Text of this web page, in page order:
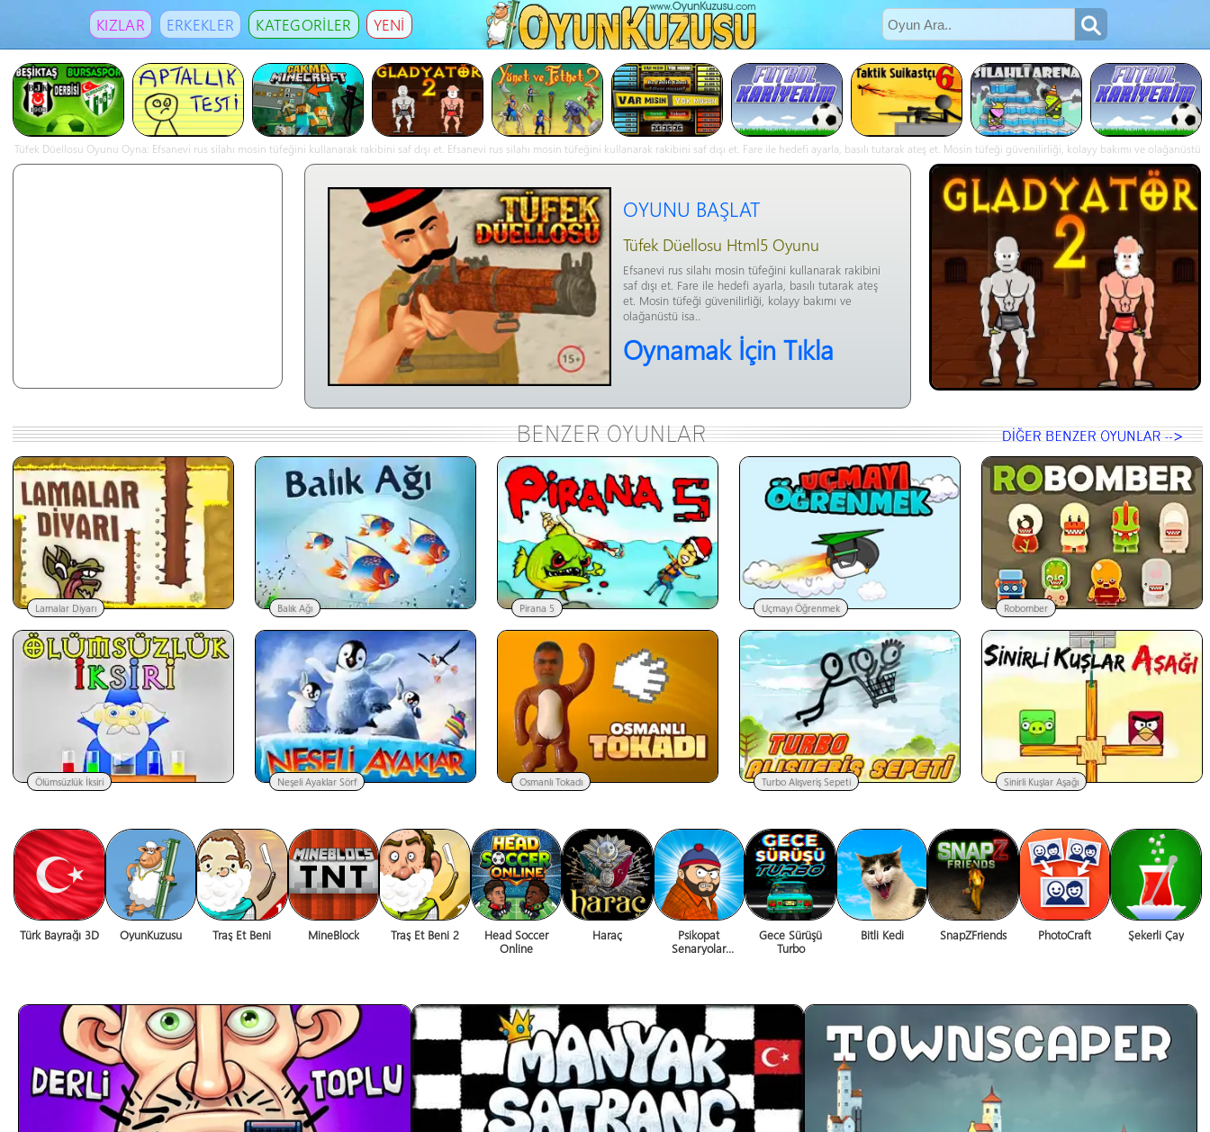
KIZLAR ERKEKLER KATEGORİLER YENİ
Tüfek Düellosu Oyunu Oyna: Efsanevi rus silahı mosin tüfeğini kullanarak rakibini saf dışı et. Efsanevi rus silahı mosin tüfeğini kullanarak rakibini saf dışı et. Fare ile hedefi ayarla, basılı tutarak ateş et. Mosin tüfeği güvenilirliği, kolayy bakımı ve olağanüstü
isa..- Tüfek Düellosu online oyna
OYUNU BAŞLAT
Tüfek Düellosu Html5 Oyunu
Efsanevi rus silahı mosin tüfeğini kullanarak rakibini
saf dışı et. Fare ile hedefi ayarla, basılı tutarak ateş
et. Mosin tüfeği güvenilirliği, kolayy bakımı ve
olağanüstü isa..
Oynamak İçin Tıkla
Lamalar Diyarı Balık Ağı Pirana 5 Uçmayı Öğrenmek Robomber
Ölümsüzlük İksiri Neşeli Ayaklar Sörf Osmanlı Tokadı Turbo Alışveriş Sepeti Sinirli Kuşlar Aşağı
Türk Bayrağı 3D OyunKuzusu Traş Et Beni MineBlock Traş Et Beni 2
Head Soccer
Online
Haraç
Psikopat
Senaryolar
Gece Sürüşü
Turbo
Bitli Kedi SnapZFriends PhotoCraft Şekerli Çay